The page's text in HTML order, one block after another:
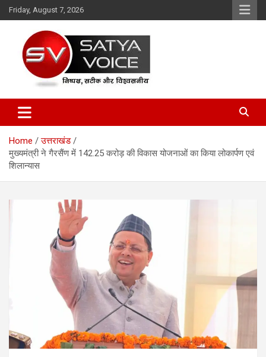
Skip
to
Friday, August 7, 2026
Satya Voice
Home
उत्तराखंड
मुख्यमंत्री ने गैरसैंण में 142.25 करोड़ की विकास योजनाओं का किया लोकार्पण एवं
शिलान्यास